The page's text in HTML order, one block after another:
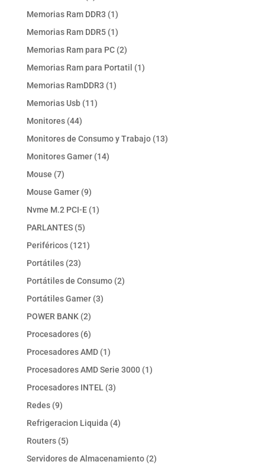
productos
Memorias Ram DDR3 11
producto
Memorias Ram DDR5 11
producto
Memorias Ram para PC 22
productos
Memorias Ram para Portatil 11
Memorias RamDDR3 11
Memorias Usb 1111
Monitores 4444
productos
Monitores de Consumo y Trabajo 1313
Monitores Gamer 1414
Mouse 77
productos
Mouse Gamer 99
productos
Nvme M.2 PCI-E 11
PARLANTES 55
productos
Periféricos 121121
Portátiles 2323
productos
Portátiles de Consumo 22
Portátiles Gamer 33
POWER BANK 22
productos
Procesadores 66
productos
Procesadores AMD 11
producto
Procesadores AMD Serie 3000 11
Procesadores INTEL 33
Redes 99
productos
Refrigeracion Liquida 44
Routers 55
productos
Servidores de Almacenamiento 22